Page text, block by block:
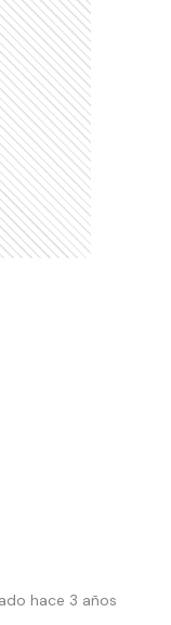
hace 3 años